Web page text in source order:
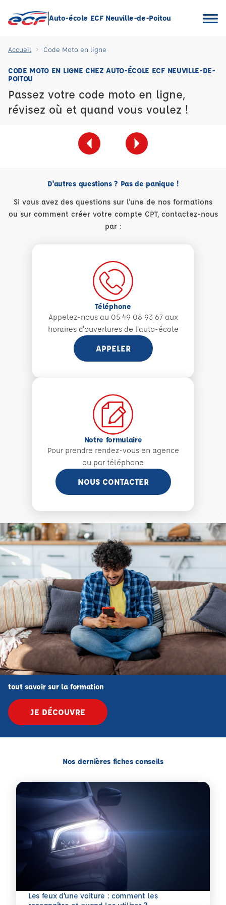
Auto-école ECF Neuville-de-Poitou
Accueil Code Moto en ligne
CODE MOTO EN LIGNE CHEZ AUTO-ÉCOLE ECF NEUVILLE-DE-
POITOU
Passez votre code moto en ligne,
révisez où et quand vous voulez !
D'autres questions ? Pas de panique !
Si vous avez des questions sur l'une de nos formations
ou sur comment créer votre compte CPT, contactez-nous
par :
Téléphone
Appelez-nous au 05 49 08 93 67 aux
horaires d'ouvertures de l'auto-école
APPELER
Notre formulaire
Pour prendre rendez-vous en agence
ou par téléphone
NOUS CONTACTER
tout savoir sur la formation
JE DÉCOUVRE
Nos dernières fiches conseils
Les feux d’une voiture : comment les